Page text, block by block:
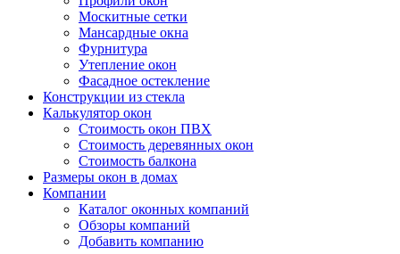
Москитные сетки
Мансардные окна
Фурнитура
Утепление окон
Фасадное остекление
Конструкции из стекла
Калькулятор окон
Стоимость окон ПВХ
Стоимость деревянных окон
Стоимость балкона
Размеры окон в домах
Компании
Каталог оконных компаний
Обзоры компаний
Добавить компанию